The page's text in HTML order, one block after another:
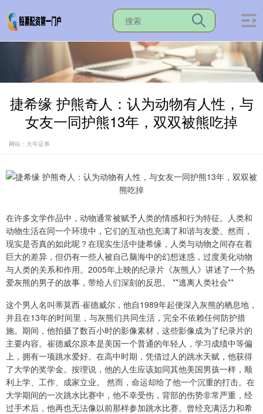
捷希缘 护熊奇人：认为动物有人性，与
女友一同护熊13年，双双被熊吃掉
网站：大牛证券
在许多文学作品中，动物通常被赋予人类的情感和行为特征。人类和
动物生活在同一个环境中，它们的互动也充满了和谐与友爱。然而，
现实是否真的如此呢？在现实生活中捷希缘，人类与动物之间存在着
巨大的差异，但仍有一些人被自己脑海中的幻想迷惑，过度美化动物
与人类的关系和作用。2005年上映的纪录片《灰熊人》讲述了一个热
爱灰熊的男子的故事，带给人们深刻的反思。 **逃离人类社会**
这个男人名叫蒂莫西·崔德威尔，他自1989年起便深入灰熊的栖息地，
并且在13年的时间里，与灰熊们共同生活，完全不依赖任何防护措
施。期间，他拍摄了数百小时的影像素材，这些影像成为了纪录片的
主要内容。崔德威尔原本是美国一个普通的年轻人，学习成绩中等偏
上，拥有一项跳水爱好。在高中时期，凭借过人的跳水天赋，他获得
了大学的奖学金。按理说，他的人生应该如同其他美国男孩一样，顺
利上学、工作、成家立业。 然而，命运却给了他一个沉重的打击。在
大学期间的一次跳水比赛中，他不幸受伤，背部的伤势非常严重，经
过手术后，他再也无法像以前那样参加跳水比赛。曾经充满活力和希